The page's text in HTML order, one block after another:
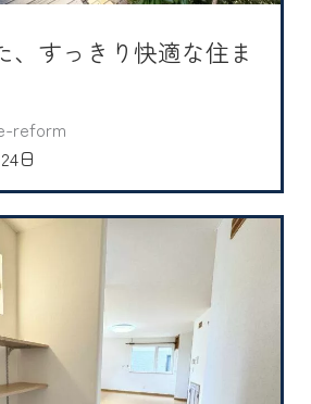
、すっきり快適な住ま
reform
日